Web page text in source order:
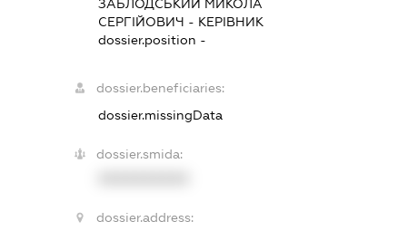
ЗАБЛОДСЬКИЙ МИКОЛА
СЕРГІЙОВИЧ - КЕРІВНИК
dossier.position -
dossier.beneficiaries:
dossier.missingData
dossier.smida:
dossier.address: